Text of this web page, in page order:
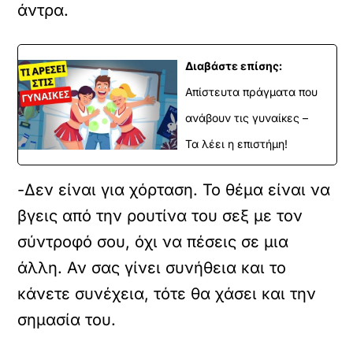
άντρα.
Διαβάστε επίσης:
Απίστευτα πράγματα που
ανάβουν τις γυναίκες –
Τα λέει η επιστήμη!
-Δεν είναι για χόρταση. Το θέμα είναι να
βγεις από την ρουτίνα του σεξ με τον
σύντροφό σου, όχι να πέσεις σε μια
άλλη. Αν σας γίνει συνήθεια και το
κάνετε συνέχεια, τότε θα χάσει και την
σημασία του.